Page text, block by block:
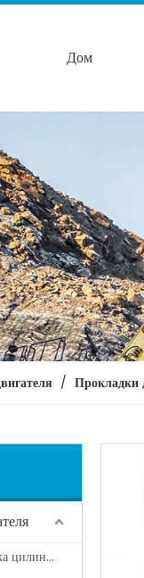
Дом
/ Прокладки
Блок цилиндров и головка цилиндра